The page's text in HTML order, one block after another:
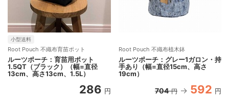
小型送料
Root Pouch 不織布育苗ポット
ルーツポーチ：育苗用ポット
1.5QT（ブラック）（幅=直径
13cm、高さ13cm、1.5L）
286 円
Root Pouch 不織布植木鉢
ルーツポーチ：グレー1ガロン・持
手あり（幅=直径15cm、高さ
19cm）
704 円 592 円